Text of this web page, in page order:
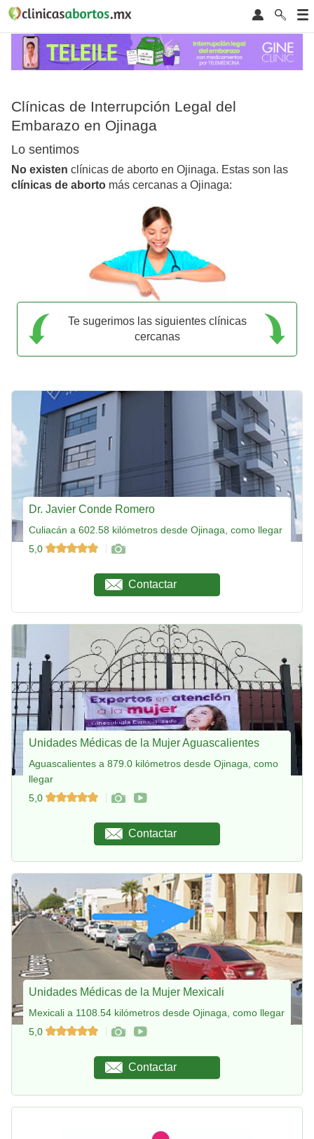
Clínicas de Interrupción Legal del
Embarazo en Ojinaga
Lo sentimos
No existen clínicas de aborto en Ojinaga. Estas son las
clínicas de aborto más cercanas a Ojinaga:
Te sugerimos las siguientes clínicas
cercanas
Dr. Javier Conde Romero
Culiacán a 602.58 kilómetros desde Ojinaga, como llegar
5,0
Contactar
Unidades Médicas de la Mujer Aguascalientes
Aguascalientes a 879.0 kilómetros desde Ojinaga, como
llegar
5,0
Contactar
Unidades Médicas de la Mujer Mexicali
Mexicali a 1108.54 kilómetros desde Ojinaga, como llegar
5,0
Contactar